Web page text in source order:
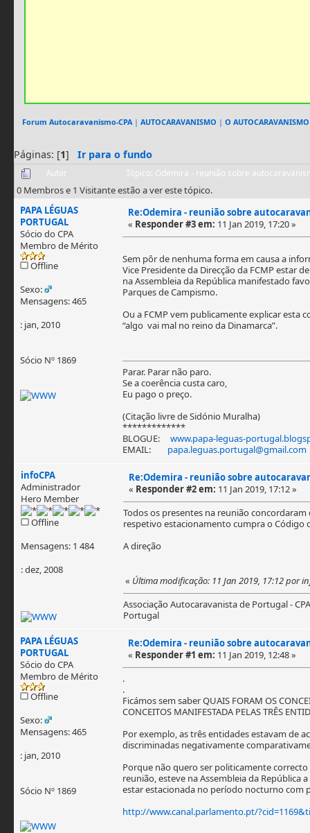
Forum Autocaravanismo-CPA| AUTOCARAVANISMO | O AUTOCARAVANISMO
Páginas: [1] Ir para o fundo
Autor Tópico: Odemira - reunião sobre
0 Membros e 1 Visitante estão a ver este tópico.
PAPA LÉGUAS
PORTUGAL
Sócio do CPA
Membro de Mérito
Offline
Sexo:
Mensagens: 465
: jan, 2010
Sócio Nº 1869
Re:Odemira - reunião sobre
« Responder #3 em: 11 Jan 2019, 17:20 »
Sem pôr de nenhuma forma em causa a
Vice Presidente da Direcção da FCMP estar
na Assembleia da República manifestado
Parques de Campismo.
Ou a FCMP vem publicamente explicar
“algo vai mal no reino da Dinamarca”.
Parar. Parar não paro.
Se a coerência custa caro,
Eu pago o preço.
(Citação livre de Sidónio Muralha)
*************
BLOGUE: www.papa-leguas-
EMAIL: papa.leguas.portugal@gmail.com
infoCPA
Administrador
Hero Member
Offline
Mensagens: 1 484
: dez, 2008
Re:Odemira - reunião sobre
« Responder #2 em: 11 Jan 2019, 17:12 »
Todos os presentes na reunião
respetivo estacionamento cumpra o Código
A direção
« Última modificação: 11 Jan 2019, 17:12 por
Associação Autocaravanista de Portugal - CPA
Portugal
PAPA LÉGUAS
PORTUGAL
Sócio do CPA
Membro de Mérito
Offline
Sexo:
Mensagens: 465
: jan, 2010
Sócio Nº 1869
Re:Odemira - reunião sobre
« Responder #1 em: 11 Jan 2019, 12:48 »
.
.
Ficámos sem saber QUAIS FORAM OS
CONCEITOS MANIFESTADA PELAS TRÊS
Por exemplo, as três entidades estavam de
discriminadas negativamente
Porque não quero ser politicamente
reunião, esteve na Assembleia da República
estar estacionada no período nocturno com
http://www.canal.parlamento.pt/